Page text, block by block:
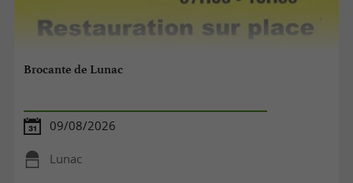
Brocante de Lunac
09/08/2026
Lunac